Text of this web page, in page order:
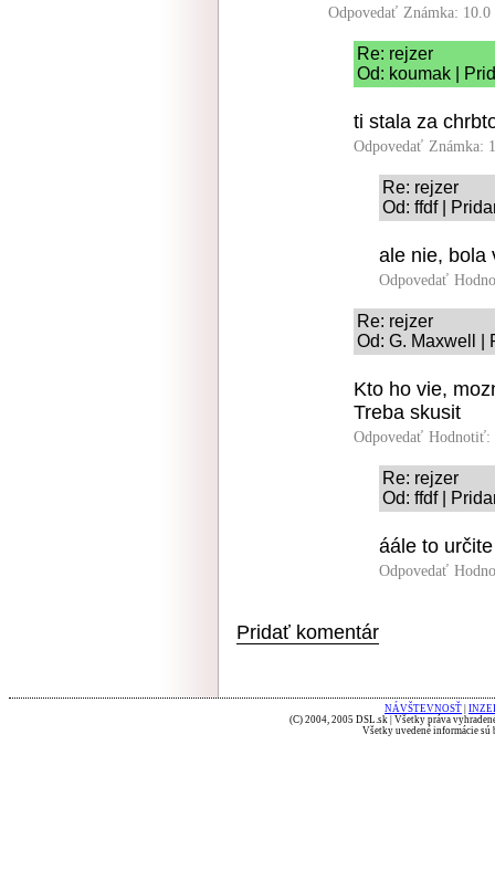
Odpovedať Známka: 10.0
Re: rejzer
Od: koumak |
ti stala za
Odpovedať Známka:
Re: rejzer
Od: ffdf |
ale nie, bola
Odpovedať
Re: rejzer
Od: G. Maxwell |
Kto ho vie,
Treba skusit
Odpovedať Hodnotiť:
Re: rejzer
Od: ffdf |
áále to
Odpovedať
Pridať komentár
NÁVŠTEVNOSŤ
(C) 2004, 2005 DSL.sk | Všetky práva
Všetky uvedené informácie sú